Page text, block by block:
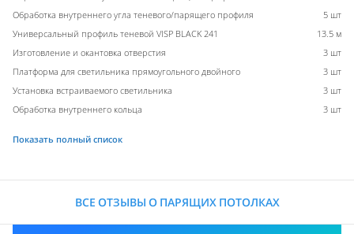
Обработка внутреннего угла теневого/парящего профиля
5 шт
Универсальный профиль теневой VISP BLACK 241
13.5 м
Изготовление и окантовка отверстия
3 шт
Платформа для светильника прямоугольного двойного
3 шт
Установка встраиваемого светильника
3 шт
Обработка внутреннего кольца
3 шт
Показать полный список
ВСЕ ОТЗЫВЫ О ПАРЯЩИХ ПОТОЛКАХ